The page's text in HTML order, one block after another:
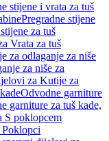
stijene i vrata za tuš
Pregradne stijene
za tuš
Vrata za tuš
za odlaganje za niše
za niše za
za Kutije za
Odvodne garniture
garniture za tuš kade,
S poklopcem